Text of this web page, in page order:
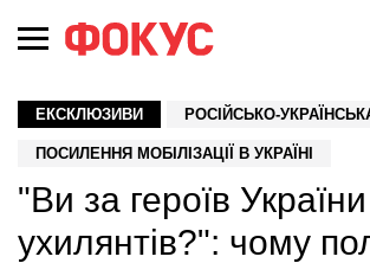
ЕКСКЛЮЗИВИ РОСІЙСЬКО-
ПОСИЛЕННЯ МОБІЛІЗАЦІЇ В УКРАЇНІ
"Ви за героїв
ухилянтів?": чому